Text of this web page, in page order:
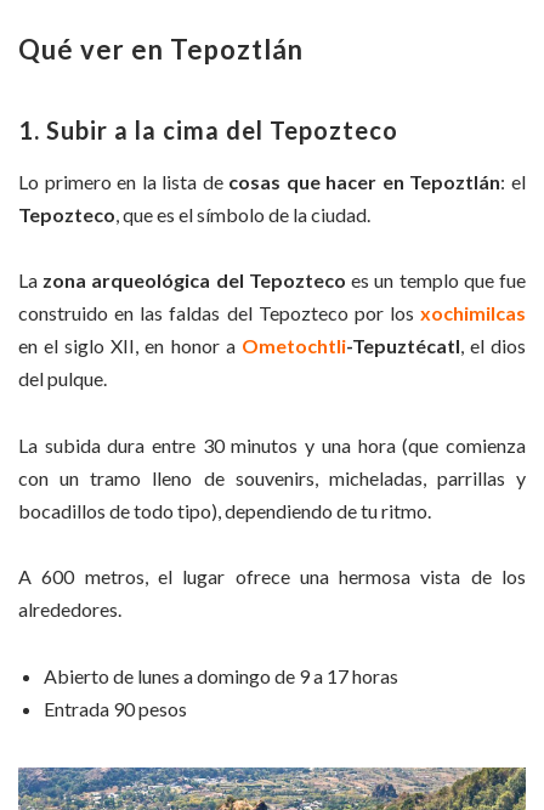
Qué ver en Tepoztlán
1. Subir a la cima del Tepozteco
Lo primero en la lista de cosas que hacer en Tepoztlán: el
Tepozteco, que es el símbolo de la ciudad.
La zona arqueológica del Tepozteco es un templo que fue
construido en las faldas del Tepozteco por los xochimilcas
en el siglo XII, en honor a Ometochtli-Tepuztécatl, el dios
del pulque.
La subida dura entre 30 minutos y una hora (que comienza
con un tramo lleno de souvenirs, micheladas, parrillas y
bocadillos de todo tipo), dependiendo de tu ritmo.
A 600 metros, el lugar ofrece una hermosa vista de los
alrededores.
Abierto de lunes a domingo de 9 a 17 horas
Entrada 90 pesos